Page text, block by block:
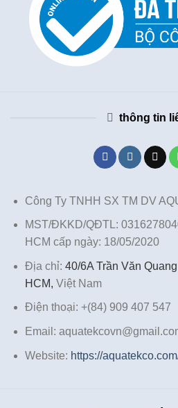
thông tin
Công Ty TNHH SX TM DV
MST/ĐKKD/QĐTL:
HCM cấp ngày: 18/05/2020
Địa chỉ: 40/6A Trần Văn
HCM, Việt Nam
Điện thoại: +(84) 909 407 547
Email:
Website: https://